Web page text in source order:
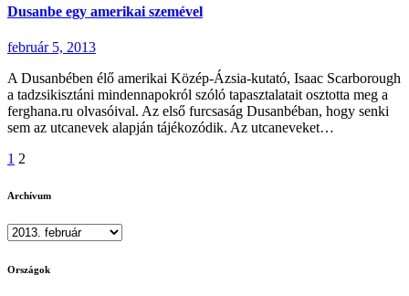
Dusanbe egy amerikai szemével
február 5, 2013
A Dusanbében élő amerikai Közép-Ázsia-kutató, Isaac Scarborough
a tadzsikisztáni mindennapokról szóló tapasztalatait osztotta meg a
ferghana.ru olvasóival. Az első furcsaság Dusanbéban, hogy senki
sem az utcanevek alapján tájékozódik. Az utcaneveket…
Bejegyzések
lapozása
1 2
Archívum
Archívum
Országok